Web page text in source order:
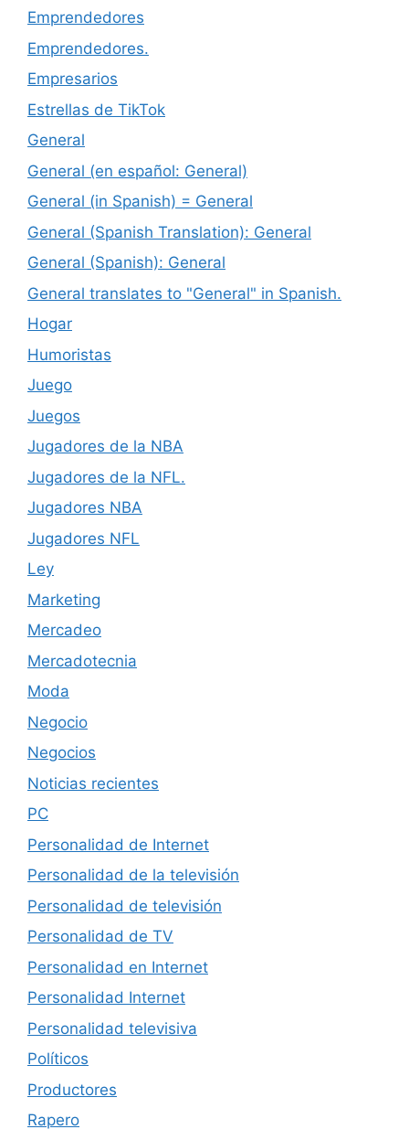
Emprendedores
Emprendedores.
Empresarios
Estrellas de TikTok
General
General (en español: General)
General (in Spanish) = General
General (Spanish Translation): General
General (Spanish): General
General translates to "General" in Spanish.
Hogar
Humoristas
Juego
Juegos
Jugadores de la NBA
Jugadores de la NFL.
Jugadores NBA
Jugadores NFL
Ley
Marketing
Mercadeo
Mercadotecnia
Moda
Negocio
Negocios
Noticias recientes
PC
Personalidad de Internet
Personalidad de la televisión
Personalidad de televisión
Personalidad de TV
Personalidad en Internet
Personalidad Internet
Personalidad televisiva
Políticos
Productores
Rapero